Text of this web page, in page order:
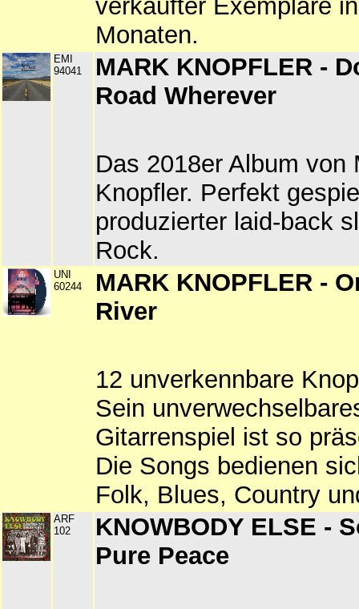
verkaufter Exemplare
Monaten.
EMI
94041
MARK KNOPFLER -
Road Wherever
Das 2018er Album von
Knopfler. Perfekt
produzierter laid-back
Rock.
UNI
60244
MARK KNOPFLER -
River
12 unverkennbare
Sein
Gitarrenspiel ist so
Die Songs bedienen
Folk, Blues, Country
ARF
102
KNOWBODY ELSE -
Pure Peace